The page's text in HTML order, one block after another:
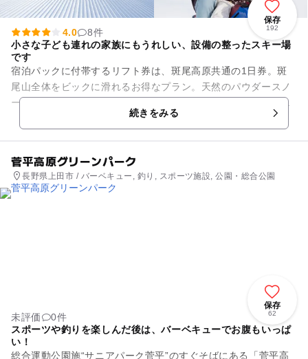
保存
192
4.0
8件
小さな子ども連れの家族にもうれしい、設備の整ったスキー場
です
宿泊パックに付帯するリフト券は、斑尾高原共通の1日券。斑
尾山全体をビックに滑れるお得なプラン。天然のパウダースノ
ーのゲレンデはスキー・スノーボードを楽しむのはもちろん、
タングラムスキーサーカスで...続きをみる
菅平高原グリーンパーク
長野県上田市 / バーベキュー, 釣り, スポーツ施設, 公園・総合公園
保存
62
未評価
0件
スポーツや釣りを楽しんだ後は、バーベキューでお腹もいっぱ
い！
総合運動公園施“サニアパーク菅平”のすぐそばにある「菅平高